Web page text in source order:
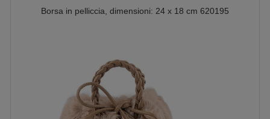
Borsa in pelliccia, dimensioni: 24 x 18 cm 620195